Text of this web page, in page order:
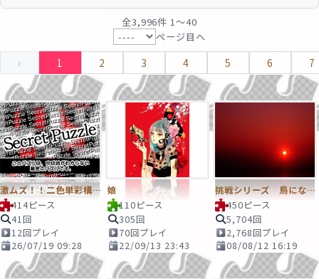
全3,996件 1〜40
ページ目へ
‹ 1 2 3 4 5 6 7
激ムズ！！二色単彩構図差赤色
414ピース
41回
12回プレイ
26/07/19 09:28
娘
110ピース
305回
70回プレイ
22/09/13 23:43
挑戦シリーズ 鳥になって空を飛びたい3
450ピース
5,704回
2,768回プレイ
08/08/12 16:19